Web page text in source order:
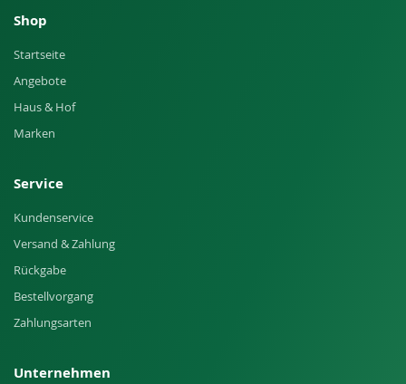
Shop
Startseite
Angebote
Haus & Hof
Marken
Service
Kundenservice
Versand & Zahlung
Rückgabe
Bestellvorgang
Zahlungsarten
Unternehmen